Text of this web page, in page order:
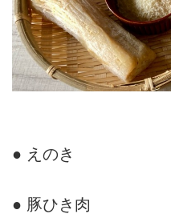
● えのき
● 豚ひき肉